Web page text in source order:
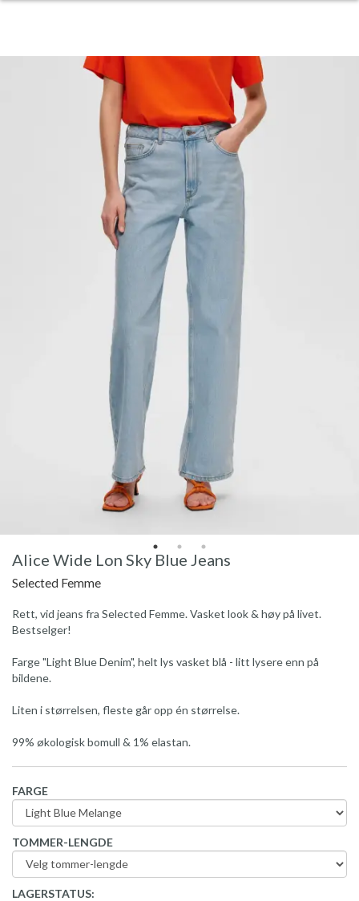
Alice Wide Lon Sky Blue Jeans
Selected Femme
Rett, vid jeans fra Selected Femme. Vasket look & høy på livet.
Bestselger!
Farge "Light Blue Denim", helt lys vasket blå - litt lysere enn på
bildene.
Liten i størrelsen, fleste går opp én størrelse.
99% økologisk bomull & 1% elastan.
FARGE
TOMMER-LENGDE
LAGERSTATUS: